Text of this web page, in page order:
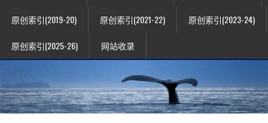
原创索引(2019-20) 原创索引(2021-22) 原创索引(2023-24)
原创索引(2025-26) 网站收录